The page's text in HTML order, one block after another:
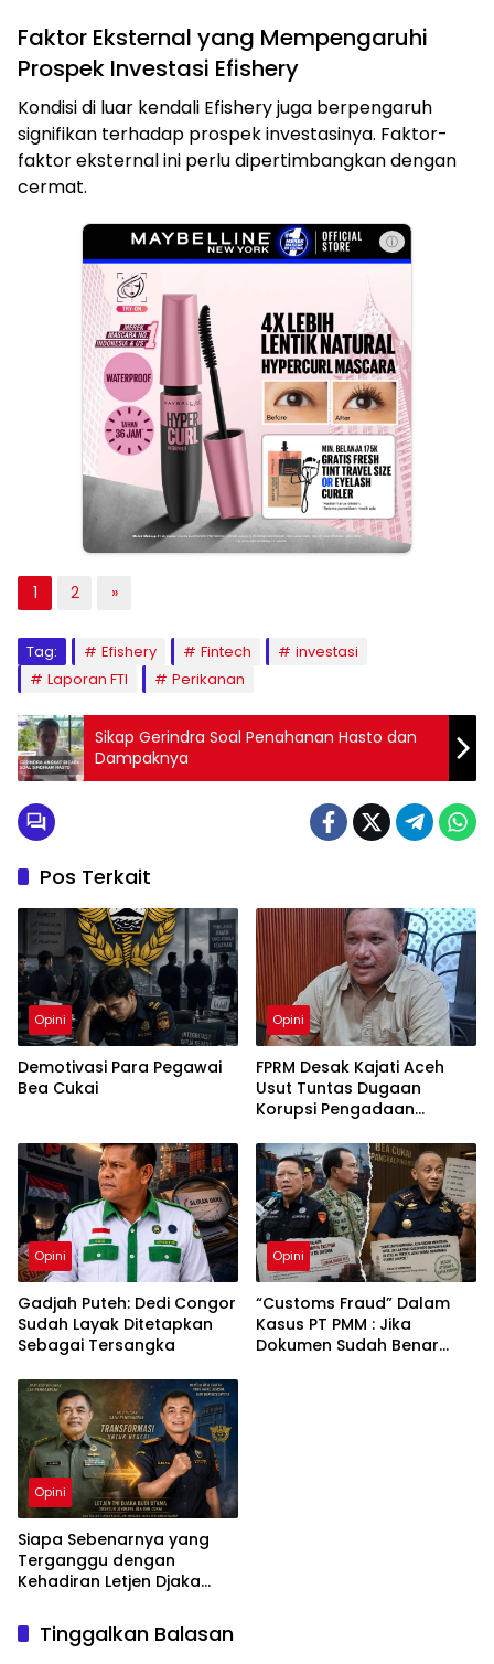
Faktor Eksternal yang Mempengaruhi
Prospek Investasi Efishery
Kondisi di luar kendali Efishery juga berpengaruh
signifikan terhadap prospek investasinya. Faktor-
faktor eksternal ini perlu dipertimbangkan dengan
cermat.
ⓘ
1 2 »
Tag: Efishery Fintech
investasi
Laporan FTI
Perikanan
Sikap Gerindra Soal Penahanan Hasto dan
Dampaknya
Pos Terkait
Opini
Demotivasi Para Pegawai
Bea Cukai
Opini
FPRM Desak Kajati Aceh
Usut Tuntas Dugaan
Korupsi Pengadaan
Langsa
Opini
Gadjah Puteh: Dedi Congor
Sudah Layak Ditetapkan
Sebagai Tersangka
Opini
“Customs Fraud” Dalam
Kasus PT PMM : Jika
Dokumen Sudah Benar
Opini
Siapa Sebenarnya yang
Terganggu dengan
Kehadiran Letjen Djaka
sebagai Dirjen Bea Cukai?
Tinggalkan Balasan